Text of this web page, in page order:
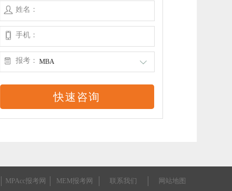
姓名：
手机：
报考： MBA
MPAcc报考网 MEM报考网 联系我们 网站地图